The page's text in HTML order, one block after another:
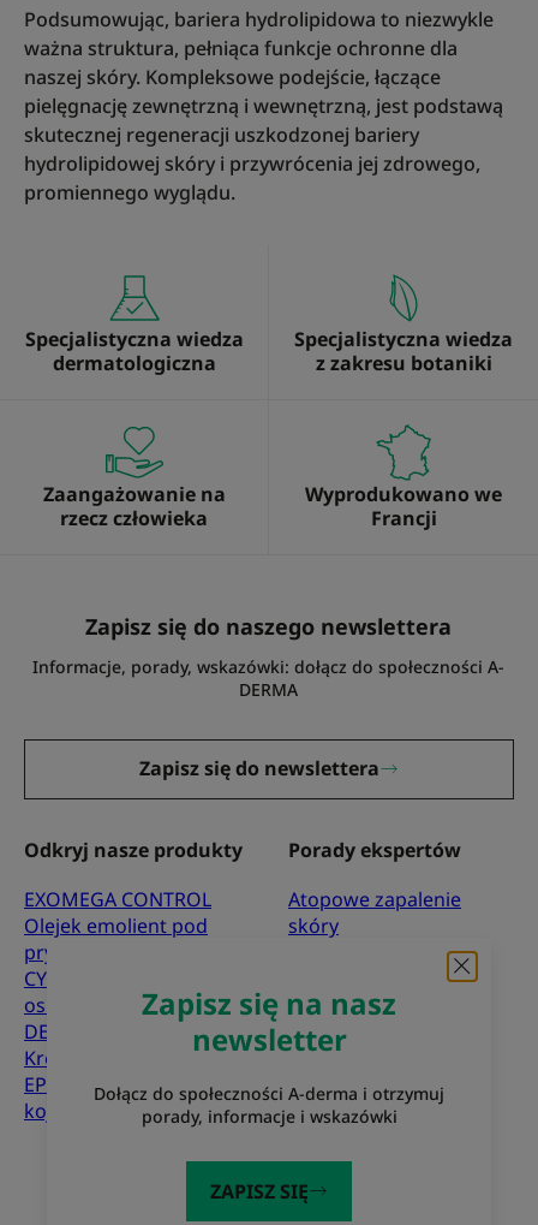
Podsumowując, bariera hydrolipidowa to niezwykle
ważna struktura, pełniąca funkcje ochronne dla
naszej skóry. Kompleksowe podejście, łączące
pielęgnację zewnętrzną i wewnętrzną, jest podstawą
skutecznej regeneracji uszkodzonej bariery
hydrolipidowej skóry i przywrócenia jej zdrowego,
promiennego wyglądu.
Zapisz się na nasz
newsletter
Dołącz do społeczności A-derma i otrzymuj
porady, informacje i wskazówki
ZAPISZ SIĘ
Specjalistyczna wiedza
dermatologiczna
Specjalistyczna wiedza
z zakresu botaniki
Zaangażowanie na
rzecz człowieka
Wyprodukowano we
Francji
Zapisz się do naszego newslettera
Informacje, porady, wskazówki: dołącz do społeczności A-
DERMA
Zapisz się do newslettera
Odkryj nasze produkty
EXOMEGA CONTROL
Olejek emolient pod
prysznic
CYTELIUM Spray
osuszający
DERMALIBOUR+ CICA-
Krem regenerujący
EPITHELIALE A.H Krem
kojąco - regenerujący
Porady ekspertów
Atopowe zapalenie
skóry
Egzema kontaktowa